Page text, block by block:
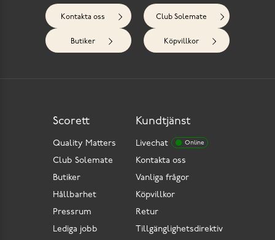
Kontakta oss Club Solemate
Butiker Köpvillkor
Kundtjänst
Livechat Online
Kontakta oss
Vanliga frågor
Köpvillkor
Retur
Tillgänglighetsdirektiv
Scorett
Quality Matters
Club Solemate
Butiker
Hållbarhet
Pressrum
Lediga jobb